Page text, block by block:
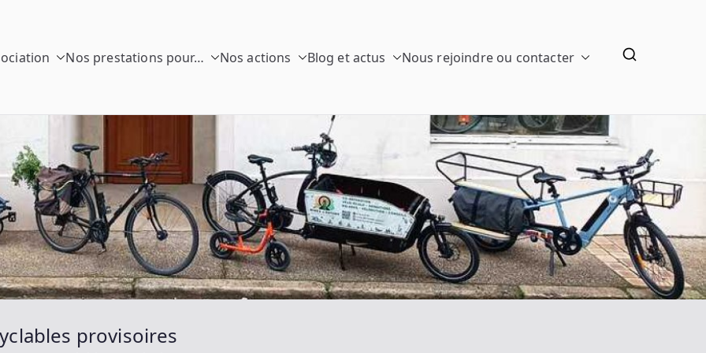
Nos prestations pour… Nos actions Blog et actus Nous rejoindre ou contacter
provisoires